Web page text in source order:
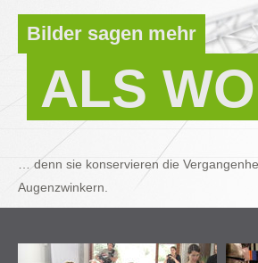
Bilder sagen mehr
ALS
… denn sie konservieren die
Augenzwinkern.